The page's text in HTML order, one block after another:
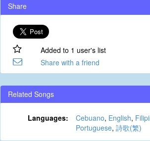
Share
Added to 1 user's list
Share with a friend
Related Songs
Languages: Cebuano, English,
Portuguese, 詩歌(繁)